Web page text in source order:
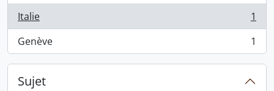
Italie
, 1 résultats
1
Genève
, 1 résultats 1
Sujet